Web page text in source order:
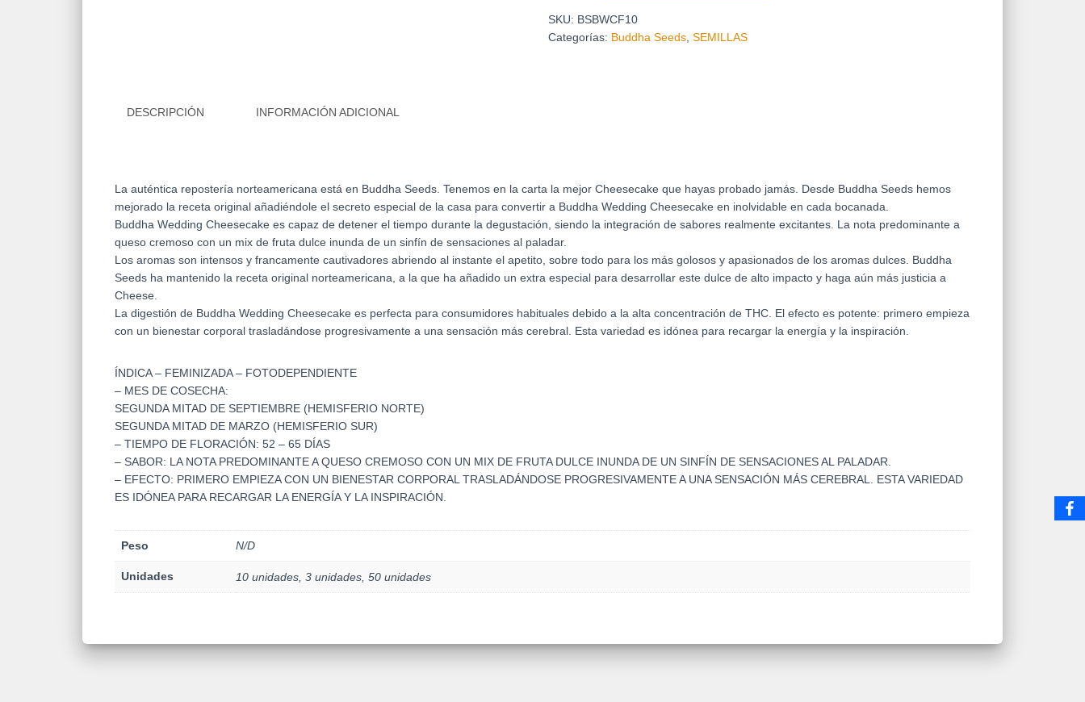
SKU: BSBWCF10
Categorías: Buddha Seeds SEMILLAS
DESCRIPCIÓN INFORMACIÓN ADICIONAL
La auténtica repostería norteamericana está en Buddha Seeds. Tenemos en la carta la mejor Cheesecake que hayas probado jamás. Desde Buddha Seeds hemos
mejorado la receta original añadiéndole el secreto especial de la casa para convertir a Buddha Wedding Cheesecake en inolvidable en cada bocanada.
Buddha Wedding Cheesecake es capaz de detener el tiempo durante la degustación, siendo la integración de sabores realmente excitantes. La nota predominante a
queso cremoso con un mix de fruta dulce inunda de un sinfín de sensaciones al paladar.
Los aromas son intensos y francamente cautivadores abriendo al instante el apetito, sobre todo para los más golosos y apasionados de los aromas dulces. Buddha
Seeds ha mantenido la receta original norteamericana, a la que ha añadido un extra especial para desarrollar este dulce de alto impacto y haga aún más justicia a
Cheese.
La digestión de Buddha Wedding Cheesecake es perfecta para consumidores habituales debido a la alta concentración de THC. El efecto es potente: primero empieza
con un bienestar corporal trasladándose progresivamente a una sensación más cerebral. Esta variedad es idónea para recargar la energía y la inspiración.
ÍNDICA – FEMINIZADA – FOTODEPENDIENTE
– MES DE COSECHA:
SEGUNDA MITAD DE SEPTIEMBRE (HEMISFERIO NORTE)
SEGUNDA MITAD DE MARZO (HEMISFERIO SUR)
– TIEMPO DE FLORACIÓN: 52 – 65 DÍAS
– SABOR: LA NOTA PREDOMINANTE A QUESO CREMOSO CON UN MIX DE FRUTA DULCE INUNDA DE UN SINFÍN DE SENSACIONES AL PALADAR.
– EFECTO: PRIMERO EMPIEZA CON UN BIENESTAR CORPORAL TRASLADÁNDOSE PROGRESIVAMENTE A UNA SENSACIÓN MÁS CEREBRAL. ESTA VARIEDAD
ES IDÓNEA PARA RECARGAR LA ENERGÍA Y LA INSPIRACIÓN.
Peso N/D
Unidades 10 unidades, 3 unidades, 50 unidades